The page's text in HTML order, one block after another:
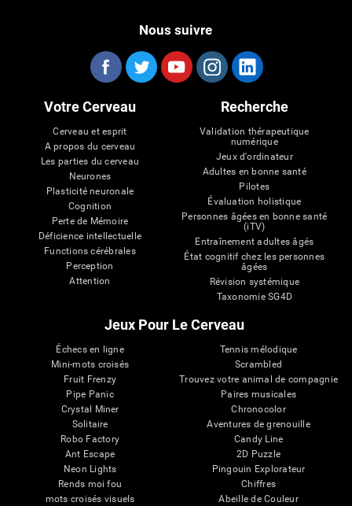
Nous suivre
Votre Cerveau
Cerveau et esprit
A propos du cerveau
Les parties du cerveau
Neurones
Plasticité neuronale
Cognition
Perte de Mémoire
Déficience intellectuelle
Functions cérébrales
Perception
Attention
Recherche
Validation thérapeutique
numérique
Jeux d'ordinateur
Adultes en bonne santé
Pilotes
Évaluation holistique
Personnes âgées en bonne santé
(iTV)
Entraînement adultes âgés
État cognitif chez les personnes
âgées
Révision systémique
Taxonomie SG4D
Jeux Pour Le Cerveau
Échecs en ligne
Mini-mots croisés
Fruit Frenzy
Pipe Panic
Crystal Miner
Solitaire
Robo Factory
Ant Escape
Neon Lights
Rends moi fou
mots croisés visuels
Tennis mélodique
Scrambled
Trouvez votre animal de compagnie
Paires musicales
Chronocolor
Aventures de grenouille
Candy Line
2D Puzzle
Pingouin Explorateur
Chiffres
Abeille de Couleur